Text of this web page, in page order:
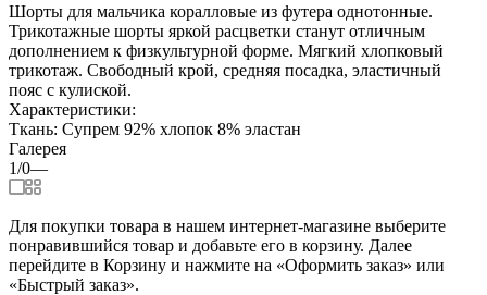
Шорты для мальчика коралловые из футера однотонные.
Трикотажные шорты яркой расцветки станут отличным
дополнением к физкультурной форме. Мягкий хлопковый
трикотаж. Свободный крой, средняя посадка, эластичный
пояс с кулиской.
Характеристики:
Ткань: Супрем 92% хлопок 8% эластан
Галерея
1/0—
Для покупки товара в нашем интернет-магазине выберите
понравившийся товар и добавьте его в корзину. Далее
перейдите в Корзину и нажмите на «Оформить заказ» или
«Быстрый заказ».